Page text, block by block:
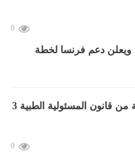
0
ويعلن دعم فرنسا لخطة
0